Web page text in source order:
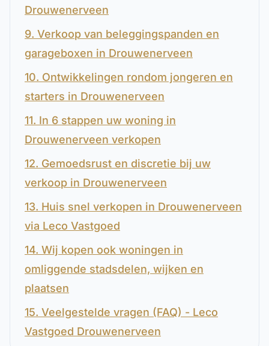
Drouwenerveen
9. Verkoop van beleggingspanden en
garageboxen in Drouwenerveen
10. Ontwikkelingen rondom jongeren en
starters in Drouwenerveen
11. In 6 stappen uw woning in
Drouwenerveen verkopen
12. Gemoedsrust en discretie bij uw
verkoop in Drouwenerveen
13. Huis snel verkopen in Drouwenerveen
via Leco Vastgoed
14. Wij kopen ook woningen in
omliggende stadsdelen, wijken en
plaatsen
15. Veelgestelde vragen (FAQ) - Leco
Vastgoed Drouwenerveen